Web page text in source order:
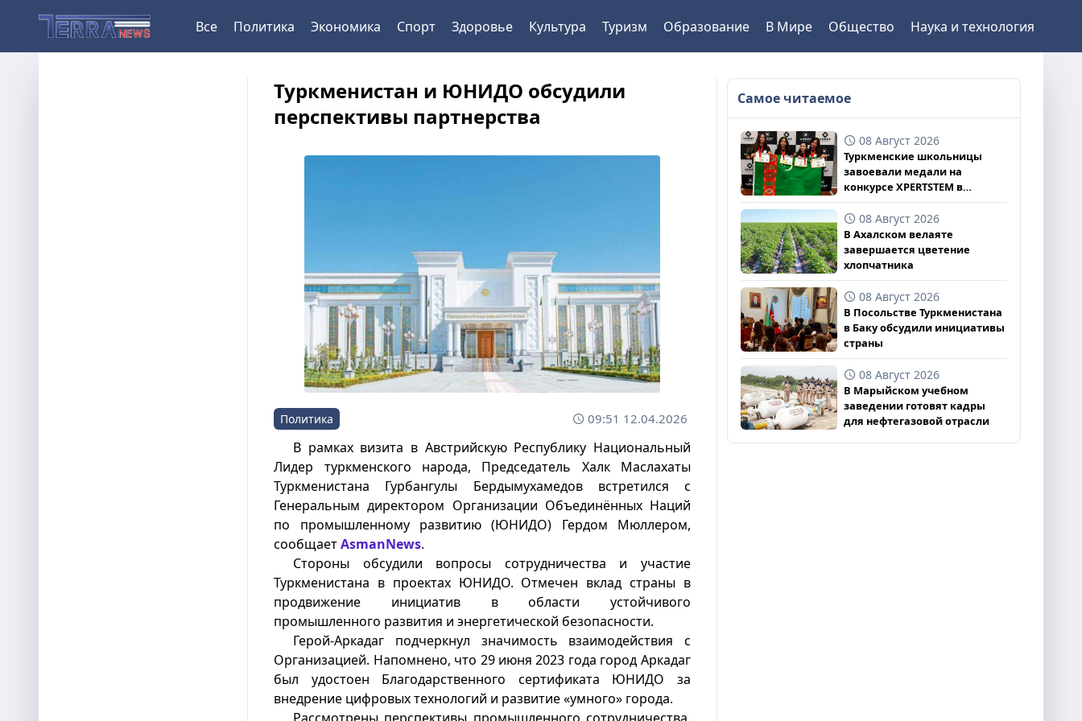
Все Политика Экономика Спорт Здоровье Культура Туризм Образование В Мире Общество Наука и технология
Туркменистан и ЮНИДО обсудили
перспективы партнерства
Политика 09:51 12.04.2026
В рамках визита в Австрийскую Республику Национальный
Лидер туркменского народа, Председатель Халк Маслахаты
Туркменистана Гурбангулы Бердымухамедов встретился с
Генеральным директором Организации Объединённых Наций
по промышленному развитию (ЮНИДО) Гердом Мюллером,
сообщаетAsmanNews.
Стороны обсудили вопросы сотрудничества и участие
Туркменистана в проектах ЮНИДО. Отмечен вклад страны в
продвижение инициатив в области устойчивого
промышленного развития и энергетической безопасности.
Герой-Аркадаг подчеркнул значимость взаимодействия с
Организацией. Напомнено, что 29 июня 2023 года город Аркадаг
был удостоен Благодарственного сертификата ЮНИДО за
внедрение цифровых технологий и развитие «умного» города.
Самое читаемое
08 Август 2026
Туркменские школьницы
завоевали медали на
конкурсе XPERTSTEM в
Великобритании
08 Август 2026
В Ахалском велаяте
завершается цветение
хлопчатника
08 Август 2026
В Посольстве Туркменистана
в Баку обсудили инициативы
страны
08 Август 2026
В Марыйском учебном
заведении готовят кадры
для нефтегазовой отрасли